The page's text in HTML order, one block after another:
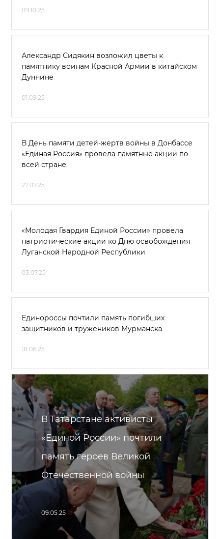
09.10.25
Александр Сидякин возложил цветы к
памятнику воинам Красной Армии в китайском
Дуннине
01.09.25
В День памяти детей-жертв войны в Донбассе
«Единая Россия» провела памятные акции по
всей стране
27.07.25
«Молодая Гвардия Единой России» провела
патриотические акции ко Дню освобождения
Луганской Народной Республики
03.07.25
Единороссы почтили память погибших
защитников и тружеников Мурманска
18.06.25
В Татарстане активисты
«Единой России» почтили
память героев Великой
Отечественной войны
09.05.25